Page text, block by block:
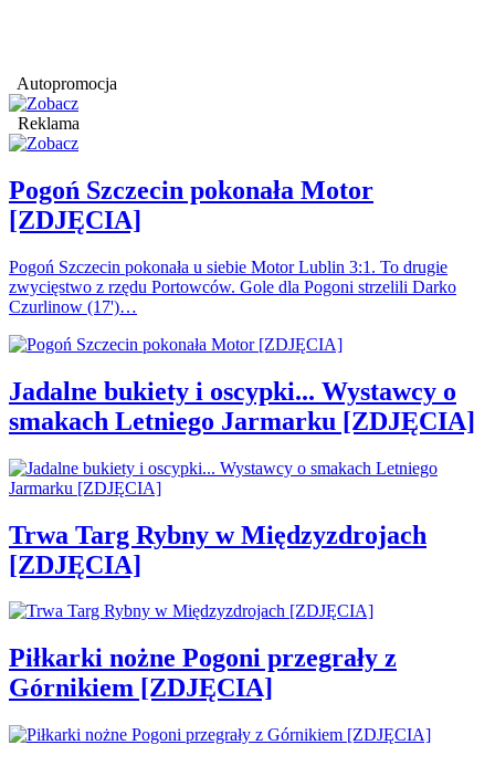
Autopromocja
Reklama
Pogoń Szczecin pokonała Motor
[ZDJĘCIA]
Pogoń Szczecin pokonała u siebie Motor Lublin 3:1. To drugie
zwycięstwo z rzędu Portowców. Gole dla Pogoni strzelili Darko
Czurlinow (17')…
Jadalne bukiety i oscypki... Wystawcy o
smakach Letniego Jarmarku [ZDJĘCIA]
Trwa Targ Rybny w Międzyzdrojach
[ZDJĘCIA]
Piłkarki nożne Pogoni przegrały z
Górnikiem [ZDJĘCIA]